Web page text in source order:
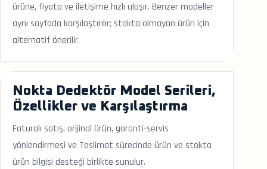
ürüne, fiyata ve iletişime hızlı ulaşır. Benzer modeller
aynı sayfada karşılaştırılır; stokta olmayan ürün için
alternatif önerilir.
Nokta Dedektör Model Serileri,
Özellikler ve Karşılaştırma
Faturalı satış, orijinal ürün, garanti-servis
yönlendirmesi ve Teslimat sürecinde ürün ve stokta
ürün bilgisi desteği birlikte sunulur.